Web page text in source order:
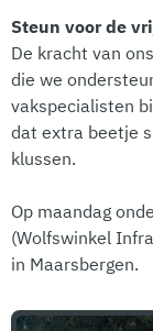
Steun voor de
De kracht van
die we
vakspecialisten
dat extra beetje
klussen.
Op maandag
(Wolfswinkel
in Maarsbergen.